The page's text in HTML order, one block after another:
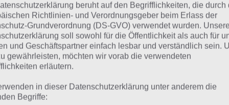
gewechselt. Ansonsten einfach etwas
links scharf eingebogen – ohne rückwärtsfahren oder
Level 7 ist nicht besonders schwer. Auch hier etwas
rein in die Parklücke. In Level 8 kommt es auf ein
zu erwischen. Einfach ein paar mal probieren, dann
9, Level 10, Level 11, Level 12, Level 13 und Level
beruht auf den Begrifflichkeiten, die durch
Richtlinien- und Verordnungsgeber beim Erlass der
Grundverordnung (DS-GVO) verwendet wurden. Unsere
soll sowohl für die Öffentlichkeit als auch für
und Geschäftspartner einfach lesbar und verständlich sein.
gewährleisten, möchten wir vorab die verwendeten
erläutern.
in dieser Datenschutzerklärung unter anderem die
Begriffe: